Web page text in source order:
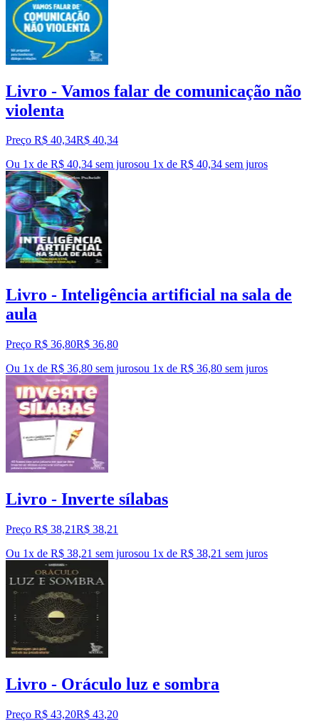
Livro - Vamos falar de comunicação não
violenta
Preço R$ 40,34R$ 40,34
Ou 1x de R$ 40,34 sem jurosou 1x de R$ 40,34 sem juros
Livro - Inteligência artificial na sala de
aula
Preço R$ 36,80R$ 36,80
Ou 1x de R$ 36,80 sem jurosou 1x de R$ 36,80 sem juros
Livro - Inverte sílabas
Preço R$ 38,21R$ 38,21
Ou 1x de R$ 38,21 sem jurosou 1x de R$ 38,21 sem juros
Livro - Oráculo luz e sombra
Preço R$ 43,20R$ 43,20